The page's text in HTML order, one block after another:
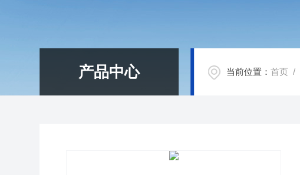
产品中心 当前位置：首页 /